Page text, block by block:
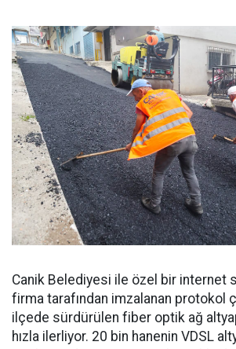
Canik Belediyesi ile özel bir internet
firma tarafından imzalanan protokol
ilçede sürdürülen fiber optik ağ
hızla ilerliyor. 20 bin hanenin VDSL